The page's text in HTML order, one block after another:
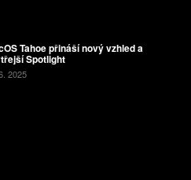
Tahoe přináší nový vzhled a
Spotlight
2025